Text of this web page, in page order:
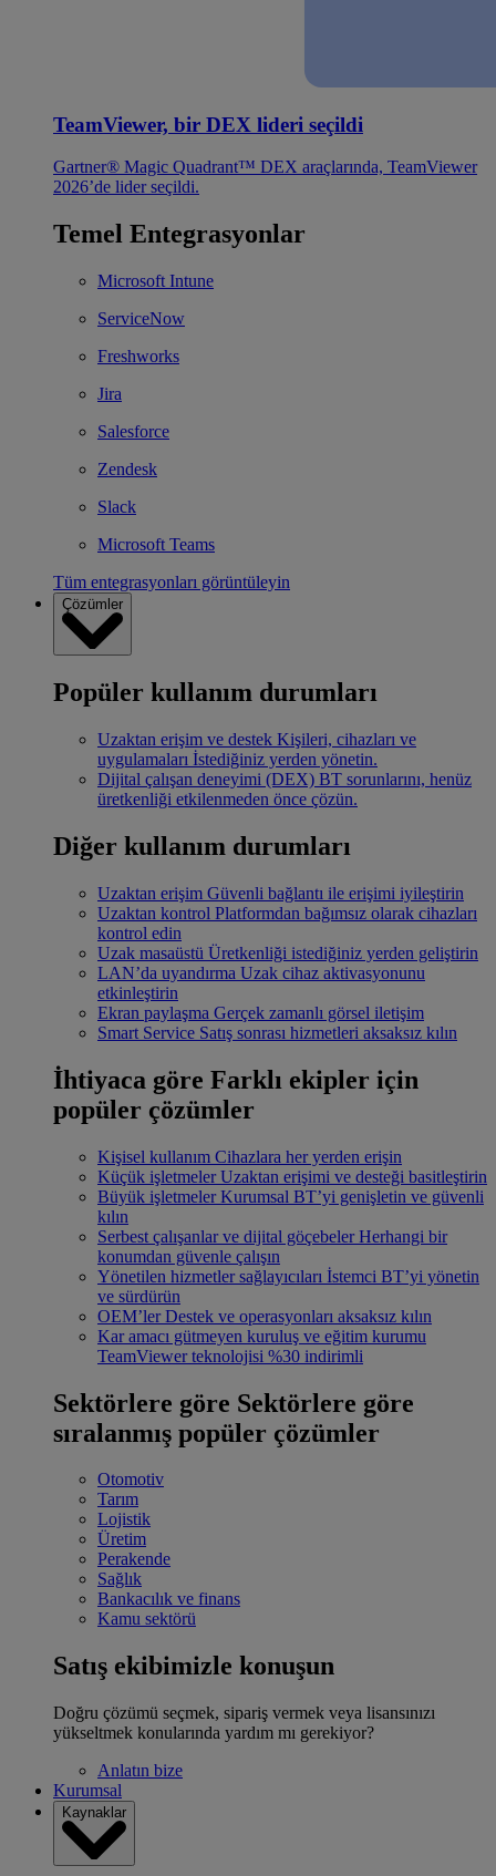
TeamViewer, bir DEX lideri seçildi
Gartner® Magic Quadrant™ DEX araçlarında, TeamViewer
2026’de lider seçildi.
Temel Entegrasyonlar
Microsoft Intune
ServiceNow
Freshworks
Jira
Salesforce
Zendesk
Slack
Microsoft Teams
Tüm entegrasyonları görüntüleyin
Çözümler
Popüler kullanım durumları
Uzaktan erişim ve destek Kişileri, cihazları ve
uygulamaları İstediğiniz yerden yönetin.
Dijital çalışan deneyimi (DEX) BT sorunlarını, henüz
üretkenliği etkilenmeden önce çözün.
Diğer kullanım durumları
Uzaktan erişim Güvenli bağlantı ile erişimi iyileştirin
Uzaktan kontrol Platformdan bağımsız olarak cihazları
kontrol edin
Uzak masaüstü Üretkenliği istediğiniz yerden geliştirin
LAN’da uyandırma Uzak cihaz aktivasyonunu
etkinleştirin
Ekran paylaşma Gerçek zamanlı görsel iletişim
Smart Service Satış sonrası hizmetleri aksaksız kılın
İhtiyaca göre Farklı ekipler için
popüler çözümler
Kişisel kullanım Cihazlara her yerden erişin
Küçük işletmeler Uzaktan erişimi ve desteği basitleştirin
Büyük işletmeler Kurumsal BT’yi genişletin ve güvenli
kılın
Serbest çalışanlar ve dijital göçebeler Herhangi bir
konumdan güvenle çalışın
Yönetilen hizmetler sağlayıcıları İstemci BT’yi yönetin
ve sürdürün
OEM’ler Destek ve operasyonları aksaksız kılın
Kar amacı gütmeyen kuruluş ve eğitim kurumu
TeamViewer teknolojisi %30 indirimli
Sektörlere göre Sektörlere göre
sıralanmış popüler çözümler
Otomotiv
Tarım
Lojistik
Üretim
Perakende
Sağlık
Bankacılık ve finans
Kamu sektörü
Satış ekibimizle konuşun
Doğru çözümü seçmek, sipariş vermek veya lisansınızı
yükseltmek konularında yardım mı gerekiyor?
Anlatın bize
Kurumsal
Kaynaklar